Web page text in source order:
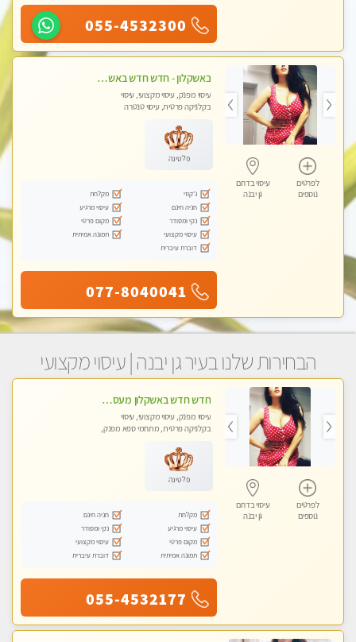
055-4532300
לפרטים
נוספים
עיסוי בדרום
גן יבנה
באשקלון - חדש חדש באשקלון מעסה מקצועית ומפנקת במיוחד פרטי !
עיסוי מפנק, עיסוי מקצועי, עיסוי
בקלניקה פרטית, עיסוי טנטרה
פלטינה
ג'קוזי
מקלחת
חניה חינם
עיסוי מרגיע
נקי ומסודר
מקום פרטי
עיסוי מקצועי
תמונה אמיתית
דוברת עיברית
077-8040041
הבחירות שלנו בעיר גן יבנה | עיסוי מקצועי
לפרטים
נוספים
עיסוי בדרום
גן יבנה
חדש חדש באשקלון מעסה מקצועית ומפנקת במיוחד פרטי !
עיסוי מפנק, עיסוי מקצועי, עיסוי
בקלניקה פרטית, מתחמי ספא מפנק,
פלטינה
מקלחת
חניה חינם
עיסוי מרגיע
נקי ומסודר
מקום פרטי
עיסוי מקצועי
תמונה אמיתית
דוברת עיברית
055-4532177